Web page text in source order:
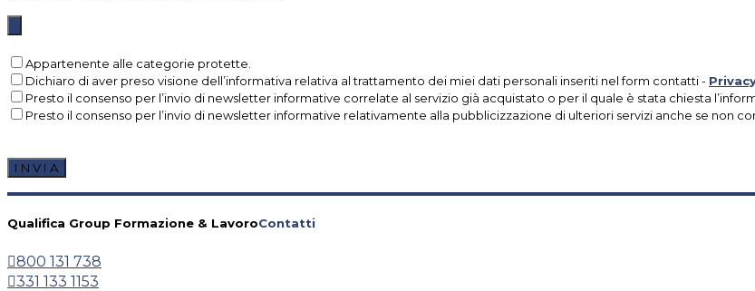
Appartenente alle categorie protette.
Dichiaro di aver preso visione dell’informativa relativa al trattamento dei miei dati personali inseriti nel form contatti -
Presto il consenso per l’invio di newsletter informative correlate al servizio già acquistato o per il quale è stata chiesta
Presto il consenso per l’invio di newsletter informative relativamente alla pubblicizzazione di ulteriori servizi anche se non
Qualifica Group Formazione & LavoroContatti
800 131 738
331 133 1153